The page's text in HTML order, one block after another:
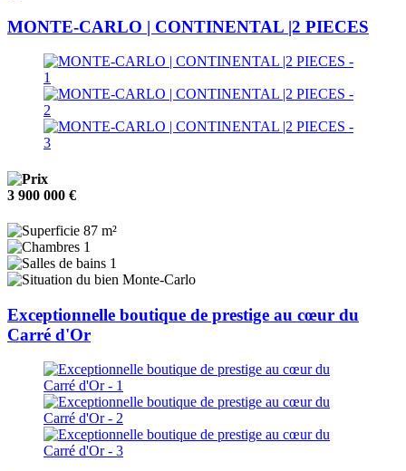
MONTE-CARLO | CONTINENTAL |2 PIECES
3 900 000 €
87 m²
1
1
Monte-Carlo
Exceptionnelle boutique de prestige au cœur du
Carré d'Or